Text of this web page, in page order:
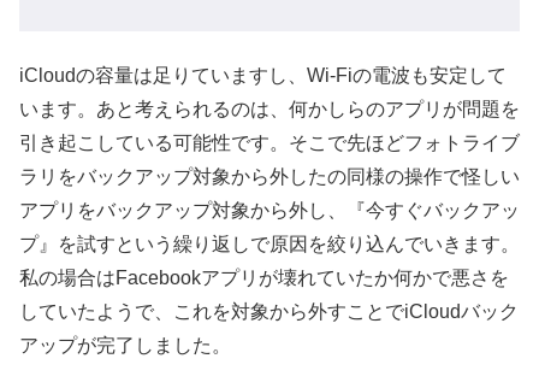
iCloudの容量は足りていますし、Wi-Fiの電波も安定して
います。あと考えられるのは、何かしらのアプリが問題を
引き起こしている可能性です。そこで先ほどフォトライブ
ラリをバックアップ対象から外したの同様の操作で怪しい
アプリをバックアップ対象から外し、『今すぐバックアッ
プ』を試すという繰り返しで原因を絞り込んでいきます。
私の場合はFacebookアプリが壊れていたか何かで悪さを
していたようで、これを対象から外すことでiCloudバック
アップが完了しました。